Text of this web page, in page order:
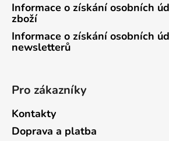
Informace o získání osobních
zboží
Informace o získání osobních
newsletterů
Pro zákazníky
Kontakty
Doprava a platba